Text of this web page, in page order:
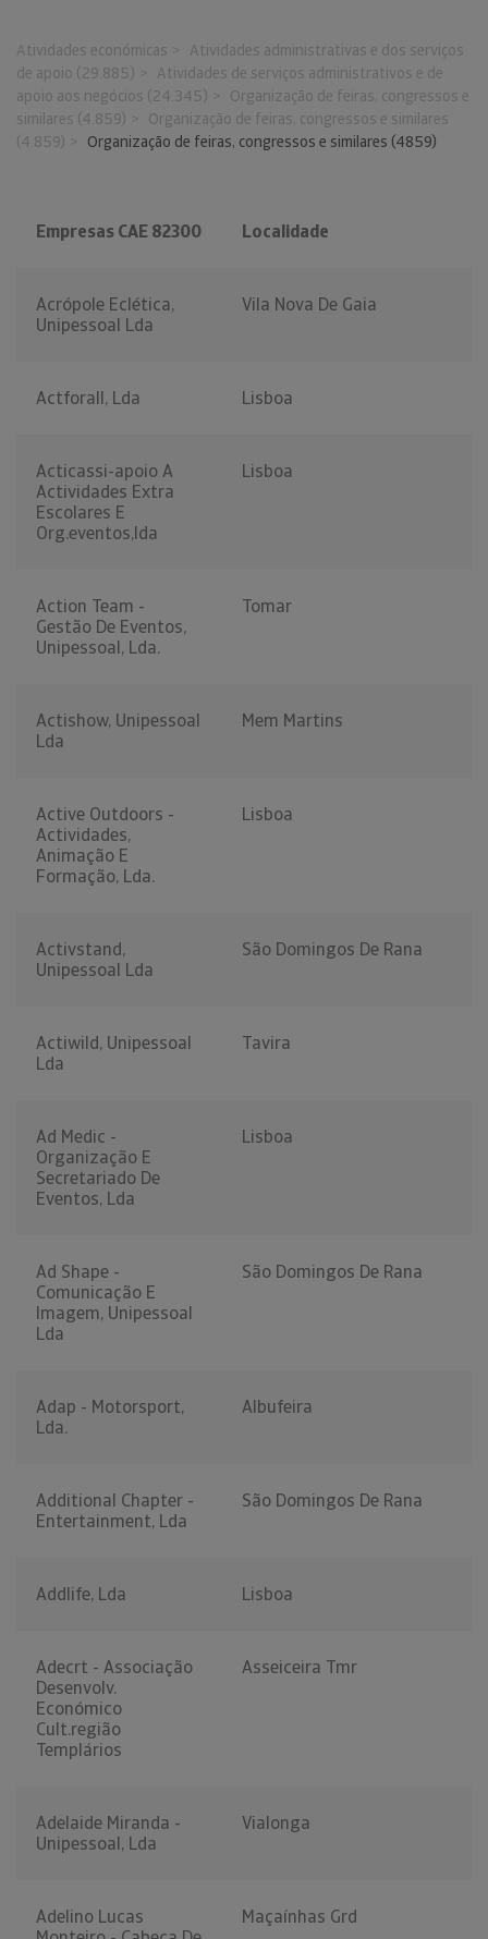
Atividades económicas
Atividades administrativas e dos serviços
de apoio (29.885)
Atividades de serviços administrativos e de
apoio aos negócios (24.345)
Organização de feiras, congressos e
similares (4.859)
Organização de feiras, congressos e similares
(4.859)
Organização de feiras, congressos e similares (4859)
Empresas CAE 82300 Localidade
Acrópole Eclética,
Unipessoal Lda
Vila Nova De Gaia
Actforall, Lda Lisboa
Acticassi-apoio A
Actividades Extra
Escolares E
Org.eventos,lda
Lisboa
Action Team -
Gestão De Eventos,
Unipessoal, Lda.
Tomar
Actishow, Unipessoal
Lda
Mem Martins
Active Outdoors -
Actividades,
Animação E
Formação, Lda.
Lisboa
Activstand,
Unipessoal Lda
São Domingos De Rana
Actiwild, Unipessoal
Lda
Tavira
Ad Medic -
Organização E
Secretariado De
Eventos, Lda
Lisboa
Ad Shape -
Comunicação E
Imagem, Unipessoal
Lda
São Domingos De Rana
Adap - Motorsport,
Lda.
Albufeira
Additional Chapter -
Entertainment, Lda
São Domingos De Rana
Addlife, Lda Lisboa
Adecrt - Associação
Desenvolv.
Económico
Cult.região
Templários
Asseiceira Tmr
Adelaide Miranda -
Unipessoal, Lda
Vialonga
Adelino Lucas
Maçaínhas Grd